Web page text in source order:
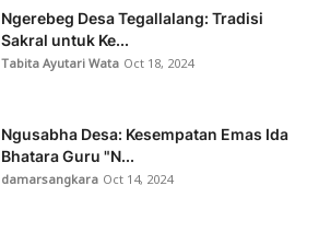
Ngerebeg Desa Tegallalang: Tradisi
Sakral untuk Ke...
Tabita Ayutari Wata Oct 18, 2024
Ngusabha Desa: Kesempatan Emas Ida
Bhatara Guru "N...
damarsangkara Oct 14, 2024